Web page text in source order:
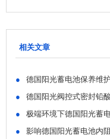
相关文章
●
德国阳光蓄电池保养维
●
德国阳光阀控式密封铅酸
●
极端环境下德国阳光蓄
●
影响德国阳光蓄电池内